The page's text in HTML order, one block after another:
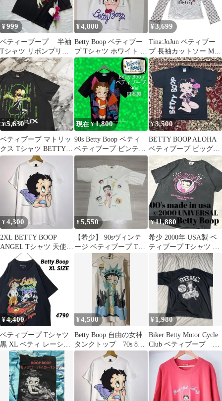
¥999
ベティーブープ 半袖
Tシャツ リボンプリン
ト ビッグシルエット 黒
M
¥4,800
Betty Boop ベティブー
プ Tシャツ ホワイト 日
本製 ヴィンテージ
¥ 3,699
Tina:JoJun ベティブー
プ 長袖カットソー M
袖ドット 星柄
¥5,630
ベティブープ マトリッ
クス Tシャツ BETTY
BOOP ブラック
現在 ¥1,800
90s Betty Boop ベティ
ベティブープ ビンテー
ジ 日本製 Tシャツ
¥3,500
BETTY BOOP ALOHA
ベティブープ ビッグプ
リントTシャツ
¥4,300
2XL BETTY BOOP
ANGEL Tシャツ 天使
ベティブープ
¥5,550
【希少】 90sヴィンテ
ージ ベティブープ Tシ
ャツ ビッグサイズ 3XL
¥11,880
希少 2000年 USA製 ベ
ティブープ Tシャツ L
映画 アニメ古着 00s
¥4,400
ベティブープ Tシャツ
黒 XL ベティ レーシン
グ アメカジ キャラ
¥4,500
Betty Boop 自由の女神
タンクトップ 70s 80s
vintage
¥ 1,980
Biker Betty Motor Cycle
Club ベティブープ T
シャツ